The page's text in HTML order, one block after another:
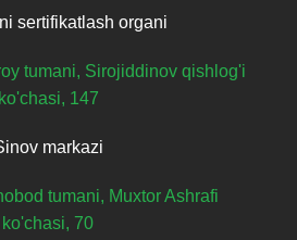
sertifikatlash organi
tumani, Sirojiddinov qishlog'i
ko'chasi, 147
markazi
tumani, Muxtor Ashrafi
ko'chasi, 70